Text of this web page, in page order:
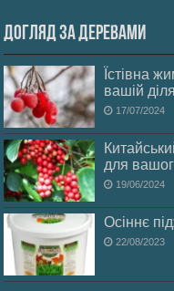
Догляд за деревами
Їстівна
вашій
17/07/2024
для
19/06/2024
Осіннє
22/08/2023